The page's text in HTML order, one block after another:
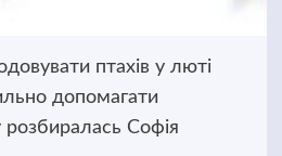
птахів у люті
допомагати
Софія